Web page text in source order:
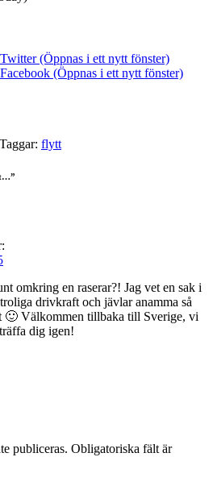
(Öppnas i ett nytt fönster)
(Öppnas i ett nytt fönster)
Taggar: flytt
”
omkring en raserar?! Jag vet en sak i
drivkraft och jävlar anamma så
🙂 Välkommen tillbaka till Sverige, vi
dig igen!
publiceras. Obligatoriska fält är